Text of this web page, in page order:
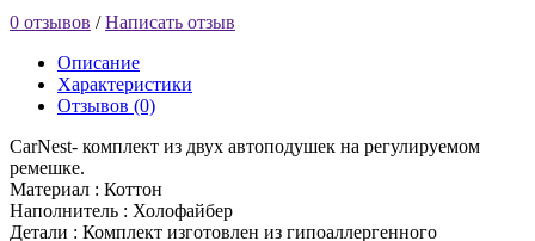
0 отзывов /Написать отзыв
Описание
Характеристики
Отзывов (0)
CarNest- комплект из двух автоподушек на регулируемом
ремешке.
Материал : Коттон
Наполнитель : Холофайбер
Детали : Комплект изготовлен из гипоаллергенного